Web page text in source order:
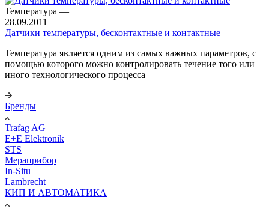
Температура —
28.09.2011
Датчики температуры, бесконтактные и контактные
Температура является одним из самых важных параметров, с
помощью которого можно контролировать течение того или
иного технологического процесса
Бренды
Trafag AG
E+E Elektronik
STS
Мераприбор
In-Situ
Lambrecht
КИП И АВТОМАТИКА